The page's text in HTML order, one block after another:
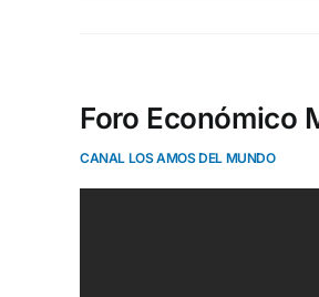
Foro Económico
CANAL LOS AMOS DEL MUNDO